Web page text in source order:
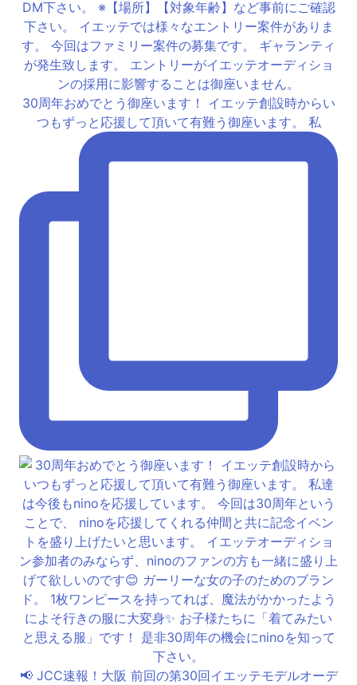
30周年おめでとう御座います！ イエッテ創設時からい
つもずっと応援して頂いて有難う御座います。 私
📢 JCC速報！大阪 前回の第30回イエッテモデルオーデ